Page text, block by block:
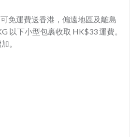
免運費送香港，偏遠地區及離島
以下小型包裹收取 HK$33 運費。
。